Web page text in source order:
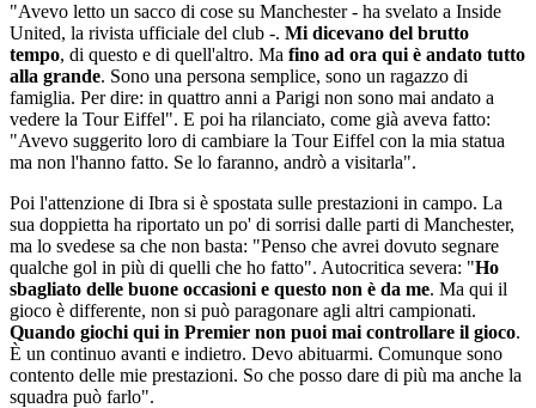
"Avevo letto un sacco di cose su Manchester - ha svelato a Inside
United, la rivista ufficiale del club -. Mi dicevano del brutto
tempo, di questo e di quell'altro. Ma fino ad ora qui è andato tutto
alla grande. Sono una persona semplice, sono un ragazzo di
famiglia. Per dire: in quattro anni a Parigi non sono mai andato a
vedere la Tour Eiffel". E poi ha rilanciato, come già aveva fatto:
"Avevo suggerito loro di cambiare la Tour Eiffel con la mia statua
ma non l'hanno fatto. Se lo faranno, andrò a visitarla".
Poi l'attenzione di Ibra si è spostata sulle prestazioni in campo. La
sua doppietta ha riportato un po' di sorrisi dalle parti di Manchester,
ma lo svedese sa che non basta: "Penso che avrei dovuto segnare
qualche gol in più di quelli che ho fatto". Autocritica severa: "Ho
sbagliato delle buone occasioni e questo non è da me. Ma qui il
gioco è differente, non si può paragonare agli altri campionati.
Quando giochi qui in Premier non puoi mai controllare il gioco.
È un continuo avanti e indietro. Devo abituarmi. Comunque sono
contento delle mie prestazioni. So che posso dare di più ma anche la
squadra può farlo".